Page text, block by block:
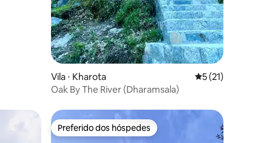
Vila ⋅ Kharota 5 de uma
5 (21)
Oak By The River (Dharamsala)
hóspedes Preferido dos hóspedes
Preferido dos hóspedes